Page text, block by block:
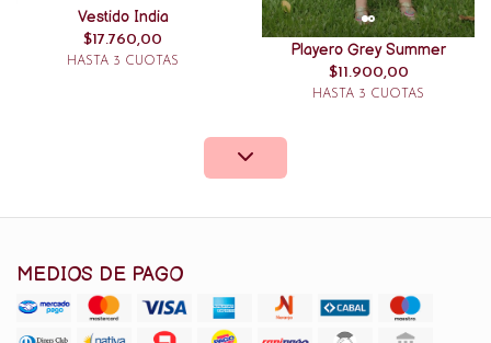
Vestido India
$17.760,00
HASTA 3 CUOTAS
Playero Grey Summer
$11.900,00
HASTA 3 CUOTAS
MEDIOS DE PAGO